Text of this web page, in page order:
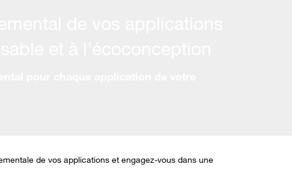
de vos applications et engagez-vous dans une